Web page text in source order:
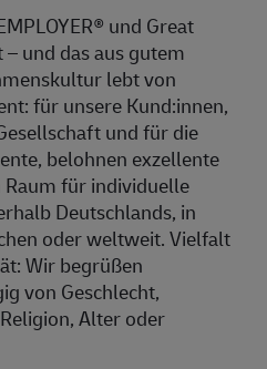
und Great
und das aus gutem
lebt von
für unsere Kund:innen,
und für die
belohnen exzellente
Raum für individuelle
Deutschlands, in
oder weltweit. Vielfalt
Wir begrüßen
von Geschlecht,
Alter oder